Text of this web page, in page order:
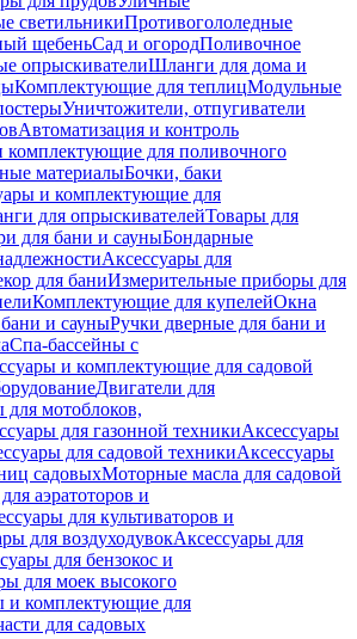
светильникиПротивогололедные
щебеньСад и огородПоливочное
опрыскивателиШланги для дома и
Комплектующие для теплицМодульные
Уничтожители, отпугиватели
Автоматизация и контроль
комплектующие для поливочного
материалыБочки, баки
и комплектующие для
для опрыскивателейТовары для
для бани и сауныБондарные
Аксессуары для
для баниИзмерительные приборы для
Комплектующие для купелейОкна
и сауныРучки дверные для бани и
Спа-бассейны с
и комплектующие для садовой
Двигатели для
мотоблоков,
для газонной техникиАксессуары
для садовой техникиАксессуары
садовыхМоторные масла для садовой
аэратоторов и
для культиваторов и
для воздуходувокАксессуары для
для бензокос и
для моек высокого
и комплектующие для
для садовых